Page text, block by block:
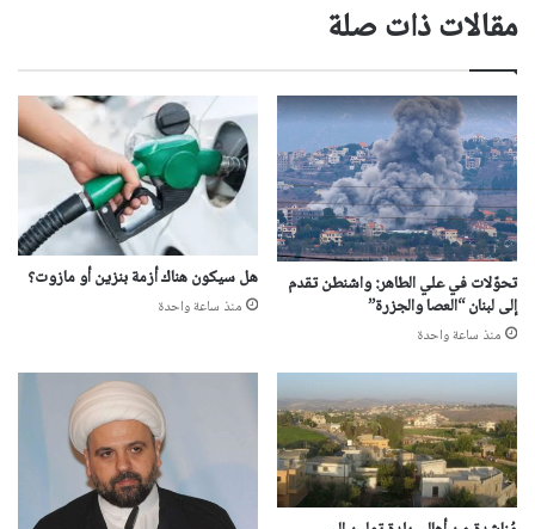
مقالات ذات صلة
تحوّلات في علي الطاهر: واشنطن تقدم
إلى لبنان “العصا والجزرة”
منذ ساعة واحدة
هل سيكون هناك أزمة بنزين أو مازوت؟
منذ ساعة واحدة